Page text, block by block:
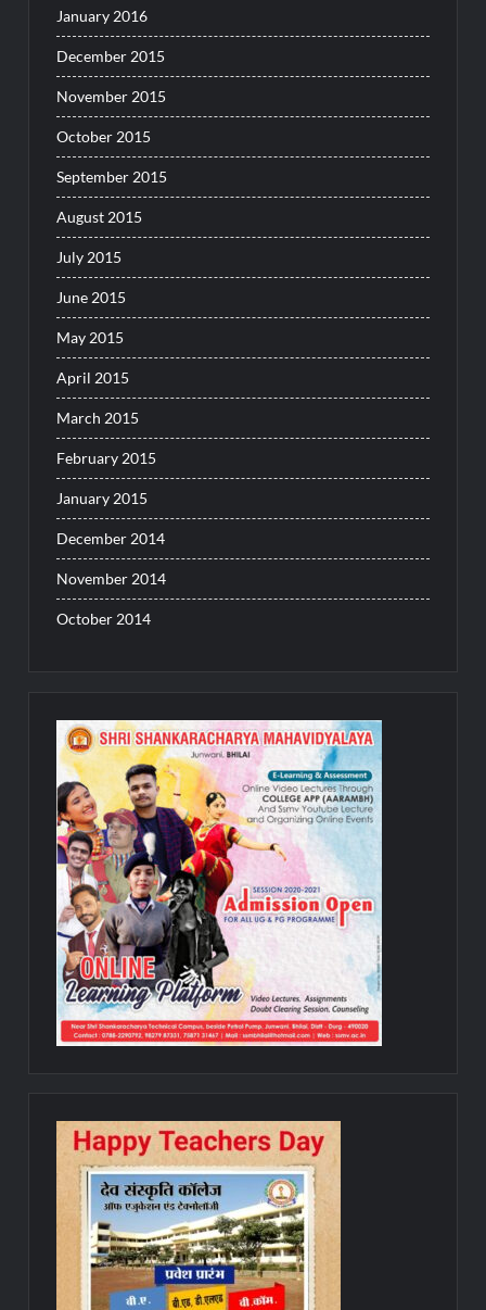
January 2016
December 2015
November 2015
October 2015
September 2015
August 2015
July 2015
June 2015
May 2015
April 2015
March 2015
February 2015
January 2015
December 2014
November 2014
October 2014